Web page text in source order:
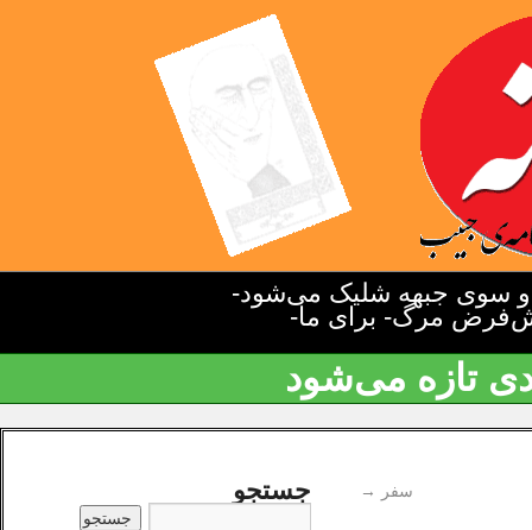
سوی جبهه شلیک می‌شود-
مرگ- برای ما-
تازه می‌شود
سفر → جستجو